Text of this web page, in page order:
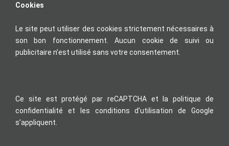
Cookies
Le site peut utiliser des cookies strictement nécessaires à
son bon fonctionnement. Aucun cookie de suivi ou
publicitaire n’est utilisé sans votre consentement.
Ce site est protégé par reCAPTCHA et la politique de
confidentialité et les conditions d’utilisation de Google
s’appliquent.